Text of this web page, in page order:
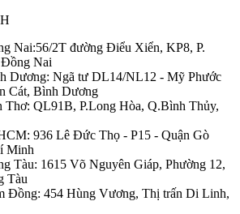
Nai:56/2T đường Điểu Xiển, KP8, P.
Nai
Dương: Ngã tư DL14/NL12 - Mỹ Phước
Cát, Bình Dương
Thơ: QL91B, P.Long Hòa, Q.Bình Thủy,
936 Lê Đức Thọ - P15 - Quận Gò
Minh
Tàu: 1615 Võ Nguyên Giáp, Phường 12,
Tàu
Đồng: 454 Hùng Vương, Thị trấn Di Linh,